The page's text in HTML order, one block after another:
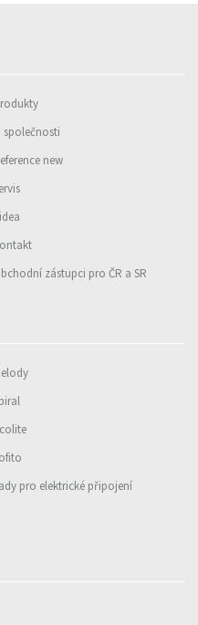
společnosti
new
zástupci pro ČR a SR
pro elektrické připojení